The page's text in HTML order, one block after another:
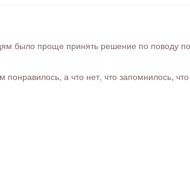
было проще принять решение по поводу
а что нет, что запомнилось,